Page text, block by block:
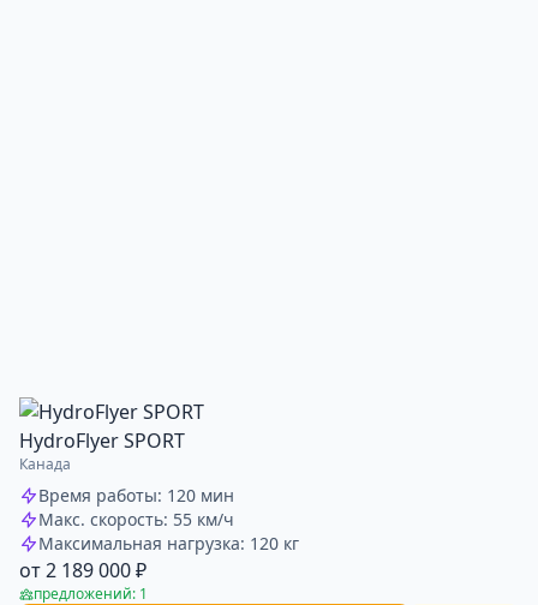
HydroFlyer SPORT
Канада
Время работы: 120 мин
Макс. скорость: 55 км/ч
Максимальная нагрузка: 120 кг
от 2 189 000 ₽
предложений: 1